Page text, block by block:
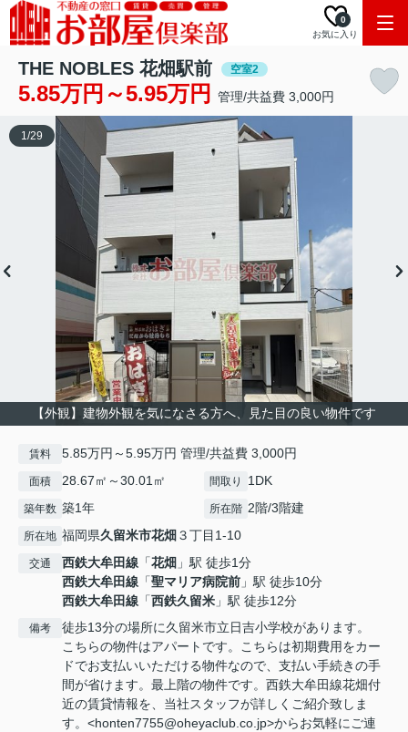
お気に入り
0
THE NOBLES 花畑駅前 空室2
5.85万円～5.95万円 管理/共益費 3,000円
【外観】建物外観を気になさる方へ、見た目の良い物件です
1/29
賃料 5.85万円～5.95万円 管理/共益費 3,000円
面積 28.67㎡～30.01㎡ 間取り 1DK
築年数 築1年 所在階 2階/3階建
所在地 福岡県久留米市花畑 ３丁目1-10
交通 西鉄大牟田線 「花畑 」駅 徒歩1分
西鉄大牟田線 「聖マリア病院前 」駅 徒歩10分
西鉄大牟田線 「西鉄久留米 」駅 徒歩12分
備考
徒歩13分の場所に久留米市立日吉小学校があります。
こちらの物件はアパートです。こちらは初期費用をカー
ドでお支払いいただける物件なので、支払い手続きの手
間が省けます。最上階の物件です。西鉄大牟田線花畑付
近の賃貸情報を、当社スタッフが詳しくご紹介致しま
す。<honten7755@oheyaclub.co.jp>からお気軽にご連